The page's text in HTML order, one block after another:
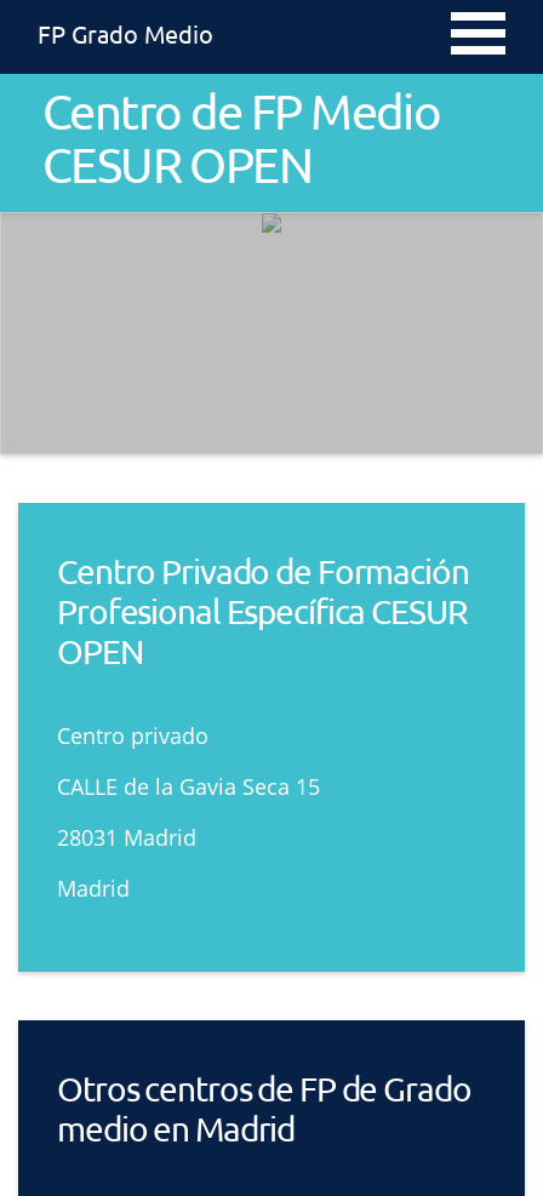
FP Grado Medio
Centro de FP Medio
CESUR OPEN
Centro Privado de Formación
Profesional Específica CESUR
OPEN
Centro privado
CALLE de la Gavia Seca 15
28031 Madrid
Madrid
Otros centros de FP de Grado
medio en Madrid